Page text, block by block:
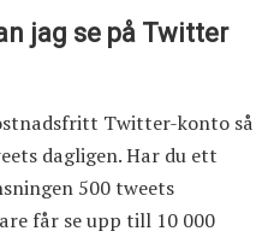
jag se på Twitter
Twitter-konto så
dagligen. Har du ett
500 tweets
får se upp till 10 000